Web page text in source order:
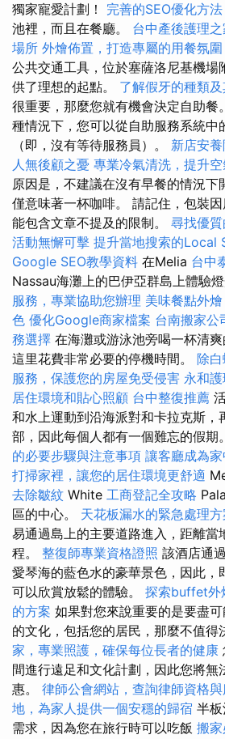
獨家寵愛計劃！ 完善的SEO優化方法
池裡，而且在餐廳。 台中產後護理
場所 外燴佈置，打造專屬的用餐氛圍
公共交通工具，位於塞薩洛尼基機場
供了理想的起點。 了解假牙的種類
很重要，那麼您就有機會決定自助餐
種情況下，您可以從自助服務系統中
（即，沒有等待服務員）。 新店安
人無後顧之憂 專業冷氣清洗，提升
原因是，不建議在沒有早餐的情況下
僅意味著一杯咖啡。 請記住，包裝
能包含文章不提及的限制。 尋找優
活動無懈可擊 提升當地搜索的Local
Google SEO教學資料 在Melia 台中
Nassau海灘上的巴伊亞群島上體驗燈
服務，專業協助您辦理 美味餐點外
色 優化Google商家檔案 台南搬家公
務選擇 在海灘或游泳池旁喝一杯清
這里花費非常必要的停機時間。 除
服務，保護您的房屋免受侵害 永和
居住環境和貼心照顧 台中整復推薦
和水上運動到沿海派對和卡拉克斯，
部，因此每個人都有一個難忘的假
的必要步驟與注意事項 讓客廳成為
打掃家裡，讓您的居住環境更舒適
去除皺紋 White 工商登記全攻略
區的中心。 天花板漏水的緊急處理方
易通過島上的主要道路進入，距離當
程。 整復師專業資格證照 該酒店通
愛琴海的藍色水的豪華景色，因此，
可以欣賞放鬆的體驗。 探索buffet外
的方案 如果對您來說重要的是要盡
的文化，包括您的居民，那麼不值得
家，專業照護，確保每位長者的健康
間進行遠足和文化計劃，因此您將無
惠。 律師公會網站，查詢律師資格與
地，為家人提供一個安穩的歸宿 半
需求，因為您在旅行時可以吃飯 搬